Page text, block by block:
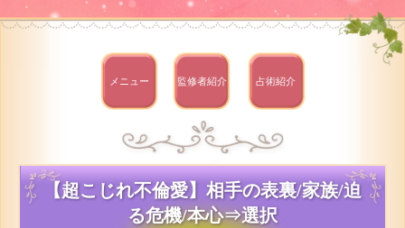
メニュー 監修者紹介 占術紹介
【超こじれ不倫愛】相手の表裏/家族/迫
る危機/本心⇒選択